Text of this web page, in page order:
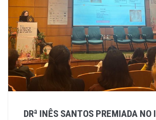
DRª INÊS SANTOS PREMIADA NO I